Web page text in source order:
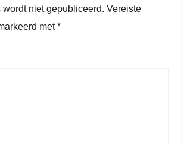
niet gepubliceerd. Vereiste
met*